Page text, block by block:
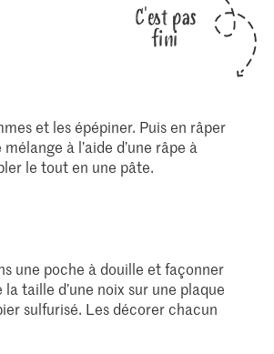
C'est pas
fini
et les épépiner. Puis en râper
à l’aide d’une râpe à
le tout en une pâte.
une poche à douille et façonner
taille d’une noix sur une plaque
sulfurisé. Les décorer chacun